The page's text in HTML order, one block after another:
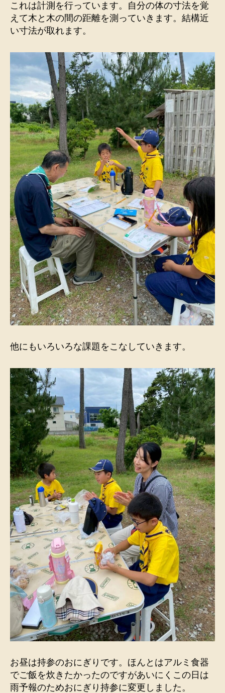
これは計測を行っています。自分の体の寸法を覚
えて木と木の間の距離を測っていきます。結構近
い寸法が取れます。
他にもいろいろな課題をこなしていきます。
お昼は持参のおにぎりです。ほんとはアルミ食器
でご飯を炊きたかったのですがあいにくこの日は
雨予報のためおにぎり持参に変更しました。